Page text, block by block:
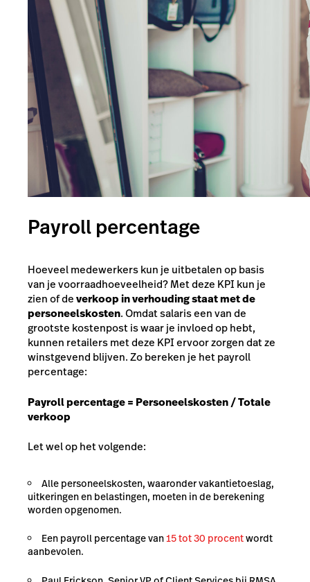
Payroll percentage
Hoeveel medewerkers kun je uitbetalen op basis
van je voorraadhoeveelheid? Met deze KPI kun je
zien of deverkoop in verhouding staat met de
personeelskosten. Omdat salaris een van de
grootste kostenpost is waar je invloed op hebt,
kunnen retailers met deze KPI ervoor zorgen dat ze
winstgevend blijven. Zo bereken je het payroll
percentage:
Payroll percentage = Personeelskosten / Totale
verkoop
Let wel op het volgende:
Alle personeelskosten, waaronder vakantietoeslag,
uitkeringen en belastingen, moeten in de berekening
worden opgenomen.
Een payroll percentage van15 tot 30 procentwordt
aanbevolen.